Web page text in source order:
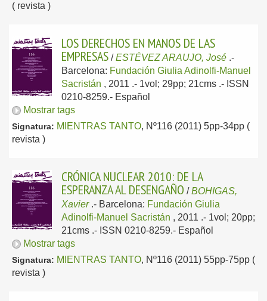
( revista )
LOS DERECHOS EN MANOS DE LAS
EMPRESAS /ESTÉVEZ ARAUJO, José .-
Barcelona: Fundación Giulia Adinolfi-Manuel
Sacristán , 2011 .- 1vol; 29pp; 21cms .- ISSN
0210-8259.- Español
Mostrar tags
Signatura: MIENTRAS TANTO, Nº116 (2011) 5pp-34pp (
revista )
CRÓNICA NUCLEAR 2010: DE LA
ESPERANZA AL DESENGAÑO /BOHIGAS,
Xavier .- Barcelona: Fundación Giulia
Adinolfi-Manuel Sacristán , 2011 .- 1vol; 20pp;
21cms .- ISSN 0210-8259.- Español
Mostrar tags
Signatura: MIENTRAS TANTO, Nº116 (2011) 55pp-75pp (
revista )